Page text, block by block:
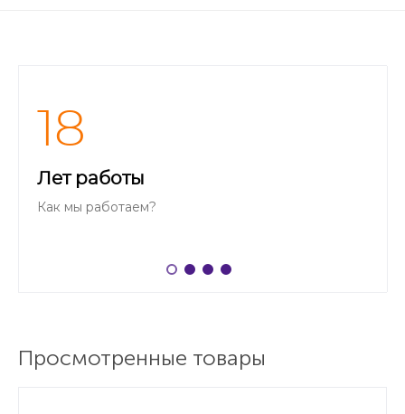
18
Лет работы
Как мы работаем?
Просмотренные товары